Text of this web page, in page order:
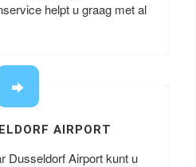
helpt u graag met al
AIRPORT
Dusseldorf Airport kunt u